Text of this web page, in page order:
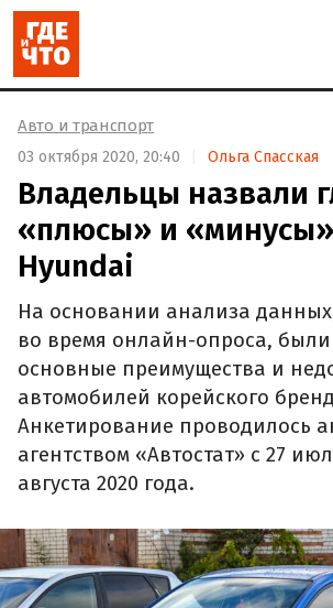
Авто и транспорт
03 октября 2020, 20:40 Ольга Спасская
Владельцы назвали
«плюсы» и
Hyundai
На основании анализа
во время онлайн-опроса,
основные преимущества и
автомобилей корейского
Анкетирование проводилось
агентством «Автостат» с 27
августа 2020 года.